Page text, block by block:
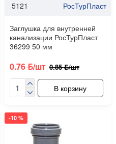
5121 РосТурПласт
Заглушка для внутренней
канализации РосТурПласт
36299 50 мм
0.76 ƃ/шт 0.85 ƃ/шт
В корзину
-10 %